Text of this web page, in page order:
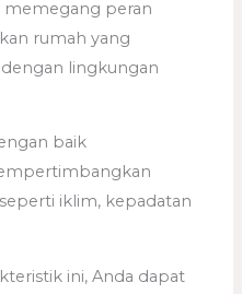
memegang peran
rumah yang
lingkungan
baik
iklim, kepadatan
ini, Anda dapat